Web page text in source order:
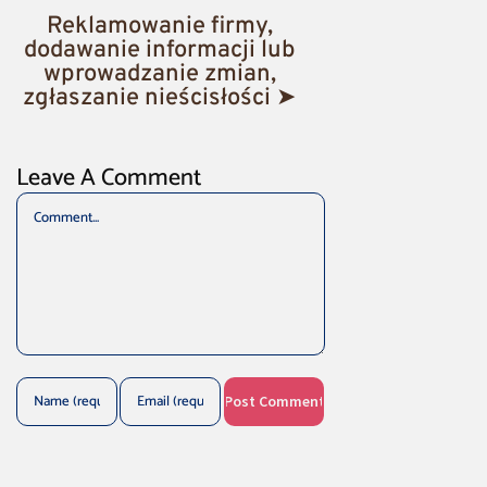
Reklamowanie firmy,
dodawanie informacji lub
wprowadzanie zmian,
zgłaszanie nieścisłości ➤
Leave A Comment
Comment